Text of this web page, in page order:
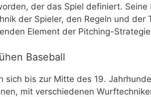
der das Spiel definiert. Seine
der Spieler, den Regeln und der
Element der Pitching-
Baseball
sich bis zur Mitte des 19.
mit verschiedenen